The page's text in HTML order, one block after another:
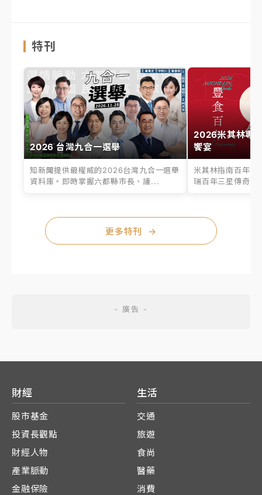
特刊
2026 台灣九合一選舉
知新聞提供最權威的2026台灣九合一選舉
資料庫。即時掌握六都縣市長、議...
2026米其林專
饗宴
米其林指南百年之
瑞百年三星傳奇、
更多特刊 →
財經
股市基金
投資長觀點
財經人物
產業脈動
金融保險
生活
交通
旅遊
食尚
醫藥
消費